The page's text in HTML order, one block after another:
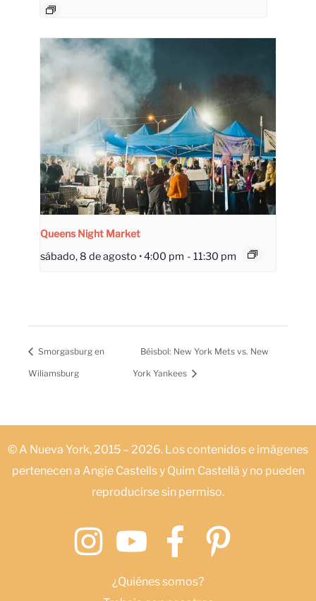
Queens Night Market
sábado, 8 de agosto • 4:00 pm - 11:30 pm
Smorgasburg en
Wiliamsburg
Béisbol: New York Mets vs. New
York Yankees
© A Nueva York, 2015 – 2026. Los contenidos e imágenes
pertenecen a Angie Castells y Quim Castellà y no pueden
reproducirse sin permiso.
¿Quiénes somos?